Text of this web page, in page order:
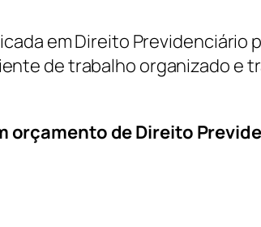
em Direito
de trabalho organizado e
orçamento de Direito